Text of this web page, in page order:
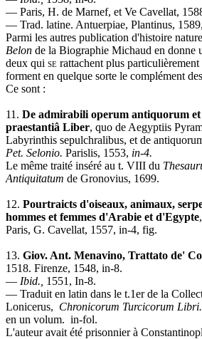
— Paris, H. de Marnef, et Ve Cavellat,
— Trad. latine. Antuerpiae, Plantinus,
Parmi les autres publication d'histoire
Belon de la Biographie Michaud en donne
deux qui se rattachent plus particulièrement
forment en quelque sorte le complément
Ce sont :
11. De admirabili operum antiquorum
praestantiâ Liber, quo de Aegyptiis
Labyrinthis sepulchralibus, et de
Pet. Selonio. Parislis, 1553, in-4.
Le même traité inséré au t. VIII du
Antiquitatum de Gronovius, 1699.
12. Pourtraicts d'oiseaux, animaux,
hommes et femmes d'Arabie et d'Egypte
Paris, G. Cavellat, 1557, in-4, fig.
13. Giov. Ant. Menavino, Trattato de'
1518. Firenze, 1548, in-8.
— Ibid., 1551, In-8.
— Traduit en latin dans le t.1er de la
Lonicerus, Chronicorum Turcicorum
en un volum. in-fol.
L'auteur avait été prisonnier à